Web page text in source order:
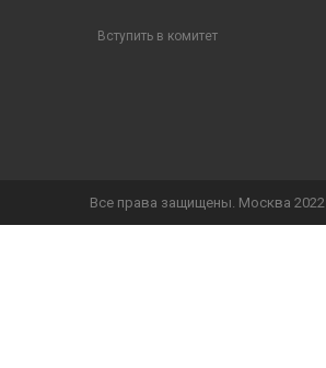
Вступить в комитет
Все права защищены. Москва 2022